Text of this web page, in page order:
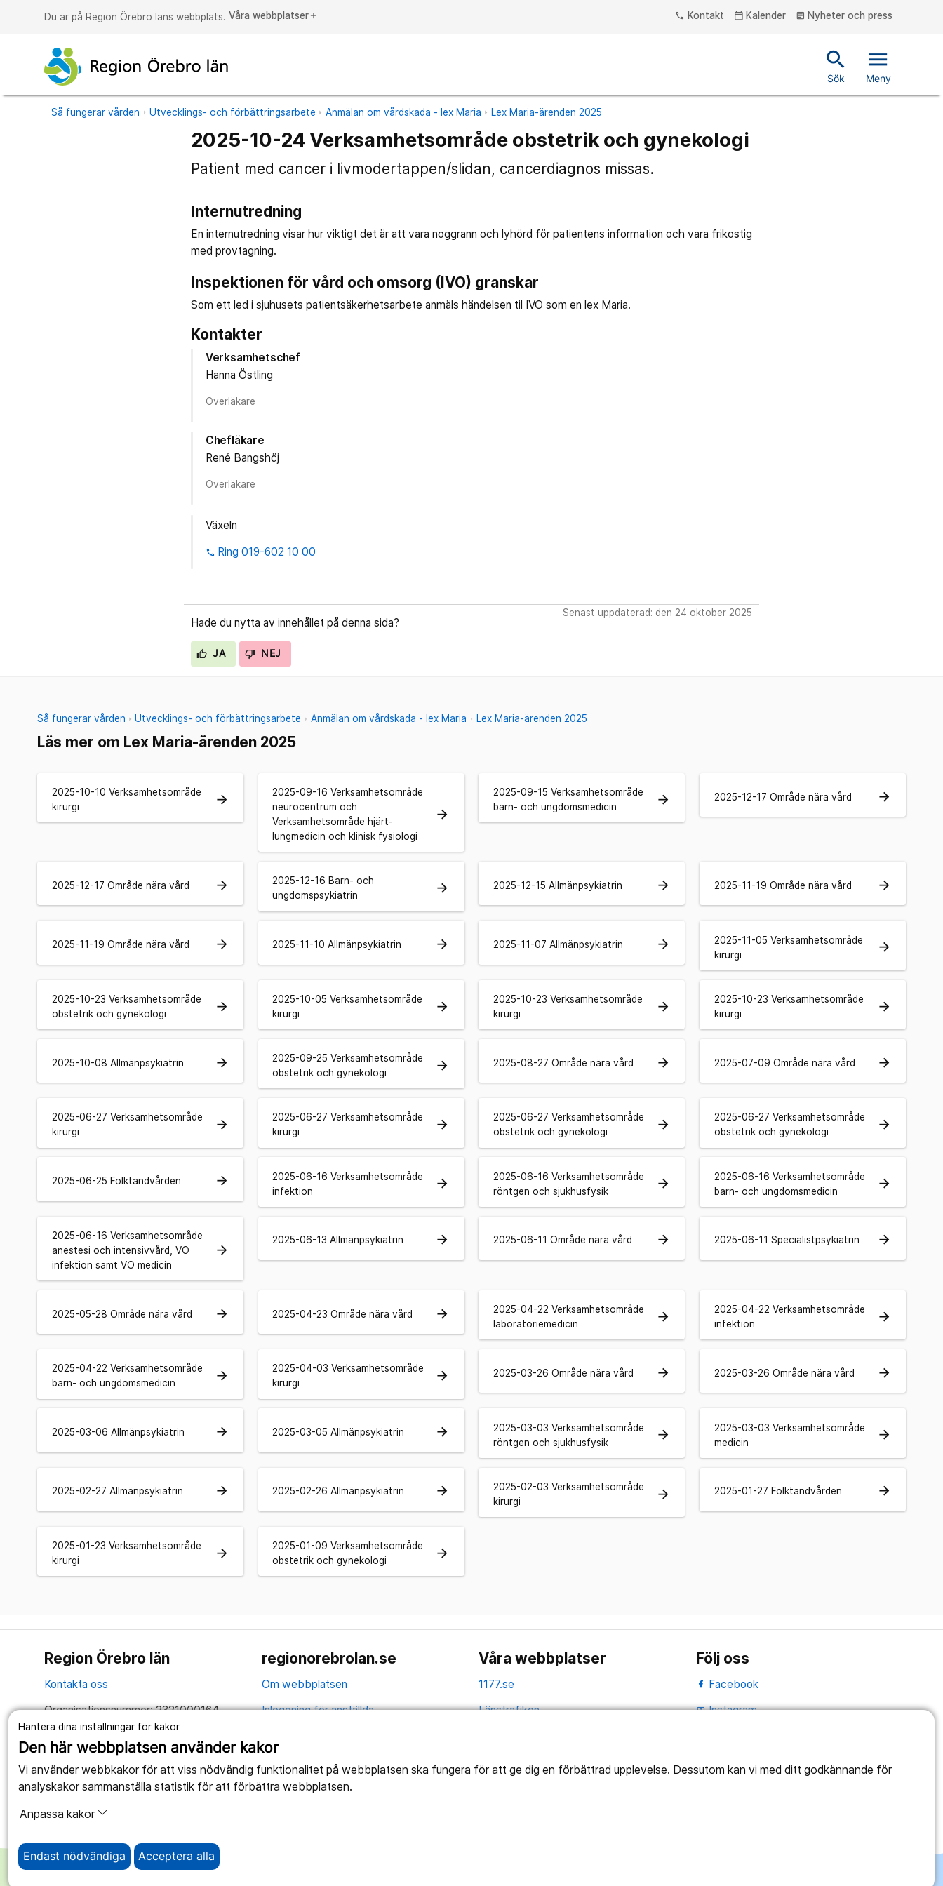
Hantera dina inställningar för kakor
Den här webbplatsen använder kakor
Vi använder webbkakor för att viss nödvändig funktionalitet på webbplatsen ska fungera för att ge dig en förbättrad upplevelse. Dessutom kan vi med ditt godkännande för
analyskakor sammanställa statistik för att förbättra webbplatsen.
Anpassa kakor
Endast nödvändiga Acceptera alla
Du är på Region Örebro läns webbplats. Våra webbplatser add phone Kontakt calendar_today Kalender article Nyheter och press
search
Sök
menu
Meny
Så fungerar vården Utvecklings- och förbättringsarbete Anmälan om vårdskada - lex Maria Lex Maria-ärenden 2025
2025-10-24 Verksamhetsområde obstetrik och gynekologi
Patient med cancer i livmodertappen/slidan, cancerdiagnos missas.
Internutredning
En internutredning visar hur viktigt det är att vara noggrann och lyhörd för patientens information och vara frikostig
med provtagning.
Inspektionen för vård och omsorg (IVO) granskar
Som ett led i sjuhusets patientsäkerhetsarbete anmäls händelsen til IVO som en lex Maria.
Kontakter
Verksamhetschef
Hanna Östling
Överläkare
Chefläkare
René Bangshöj
Överläkare
Växeln
phone Ring 019-602 10 00
Hade du nytta av innehållet på denna sida?
JA NEJ
Senast uppdaterad: den 24 oktober 2025
Så fungerar vården Utvecklings- och förbättringsarbete Anmälan om vårdskada - lex Maria Lex Maria-ärenden 2025
Läs mer om Lex Maria-ärenden 2025
2025-10-10 Verksamhetsområde
kirurgi
arrow_forward
2025-09-16 Verksamhetsområde
neurocentrum och
Verksamhetsområde hjärt-
lungmedicin och klinisk fysiologi
arrow_forward
2025-09-15 Verksamhetsområde
barn- och ungdomsmedicin
arrow_forward 2025-12-17 Område nära vård arrow_forward
2025-12-17 Område nära vård arrow_forward
2025-12-16 Barn- och
ungdomspsykiatrin
arrow_forward 2025-12-15 Allmänpsykiatrin arrow_forward 2025-11-19 Område nära vård arrow_forward
2025-11-19 Område nära vård arrow_forward 2025-11-10 Allmänpsykiatrin arrow_forward 2025-11-07 Allmänpsykiatrin arrow_forward
2025-11-05 Verksamhetsområde
kirurgi
arrow_forward
2025-10-23 Verksamhetsområde
obstetrik och gynekologi
arrow_forward
2025-10-05 Verksamhetsområde
kirurgi
arrow_forward
2025-10-23 Verksamhetsområde
kirurgi
arrow_forward
2025-10-23 Verksamhetsområde
kirurgi
arrow_forward
2025-10-08 Allmänpsykiatrin arrow_forward
2025-09-25 Verksamhetsområde
obstetrik och gynekologi
arrow_forward 2025-08-27 Område nära vård arrow_forward 2025-07-09 Område nära vård arrow_forward
2025-06-27 Verksamhetsområde
kirurgi
arrow_forward
2025-06-27 Verksamhetsområde
kirurgi
arrow_forward
2025-06-27 Verksamhetsområde
obstetrik och gynekologi
arrow_forward
2025-06-27 Verksamhetsområde
obstetrik och gynekologi
arrow_forward
2025-06-25 Folktandvården arrow_forward
2025-06-16 Verksamhetsområde
infektion
arrow_forward
2025-06-16 Verksamhetsområde
röntgen och sjukhusfysik
arrow_forward
2025-06-16 Verksamhetsområde
barn- och ungdomsmedicin
arrow_forward
2025-06-16 Verksamhetsområde
anestesi och intensivvård, VO
infektion samt VO medicin
arrow_forward
2025-06-13 Allmänpsykiatrin arrow_forward 2025-06-11 Område nära vård arrow_forward 2025-06-11 Specialistpsykiatrin arrow_forward
2025-05-28 Område nära vård arrow_forward 2025-04-23 Område nära vård arrow_forward
2025-04-22 Verksamhetsområde
laboratoriemedicin
arrow_forward
2025-04-22 Verksamhetsområde
infektion
arrow_forward
2025-04-22 Verksamhetsområde
barn- och ungdomsmedicin
arrow_forward
2025-04-03 Verksamhetsområde
kirurgi
arrow_forward 2025-03-26 Område nära vård arrow_forward 2025-03-26 Område nära vård arrow_forward
2025-03-06 Allmänpsykiatrin arrow_forward 2025-03-05 Allmänpsykiatrin arrow_forward
2025-03-03 Verksamhetsområde
röntgen och sjukhusfysik
arrow_forward
2025-03-03 Verksamhetsområde
medicin
arrow_forward
2025-02-27 Allmänpsykiatrin arrow_forward 2025-02-26 Allmänpsykiatrin arrow_forward
2025-02-03 Verksamhetsområde
kirurgi
arrow_forward 2025-01-27 Folktandvården arrow_forward
2025-01-23 Verksamhetsområde
kirurgi
arrow_forward
2025-01-09 Verksamhetsområde
obstetrik och gynekologi
arrow_forward
Region Örebro län
Kontakta oss
Organisationsnummer: 2321000164
Tillsammans skapar vi ett bättre liv
regionorebrolan.se
Om webbplatsen
Inloggning för anställda
Anslagstavla
Tillgänglighetsredogörelse
Våra webbplatser
1177.se
Länstrafiken
Utveckling
Följ oss
Facebook
portraitInstagram